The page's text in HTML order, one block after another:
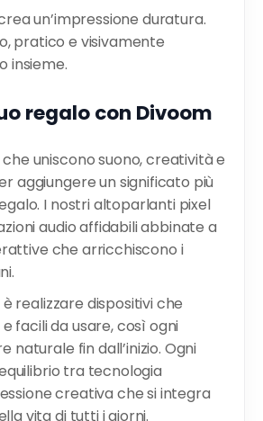
un’impressione duratura.
pratico e visivamente
insieme.
regalo con Divoom
uniscono suono, creatività e
aggiungere un significato più
I nostri altoparlanti pixel
audio affidabili abbinate a
che arricchiscono i
realizzare dispositivi che
facili da usare, così ogni
naturale fin dall’inizio. Ogni
tra tecnologia
creativa che si integra
vita di tutti i giorni.